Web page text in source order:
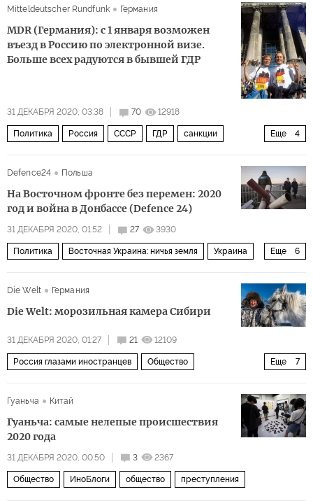
Mitteldeutscher Rundfunk Германия
MDR (Германия): с 1 января возможен
въезд в Россию по электронной визе.
Больше всех радуются в бывшей ГДР
31 ДЕКАБРЯ 2020, 03:38 70 12918
Еще 4
Политика Россия СССР ГДР санкции
Defence24
Польша
На Восточном фронте без перемен: 2020
год и война в Донбассе (Defence 24)
31 ДЕКАБРЯ 2020, 01:52 27 3930
Еще 6
Политика Восточная Украина: ничья земля Украина
Die Welt Германия
Die Welt: морозильная камера Сибири
31 ДЕКАБРЯ 2020, 01:27 21 12109
Еще 7
Россия глазами иностранцев Общество
Гуаньча Китай
Гуаньча: самые нелепые происшествия
2020 года
31 ДЕКАБРЯ 2020, 00:50 3 2367
Общество ИноБлоги общество преступления